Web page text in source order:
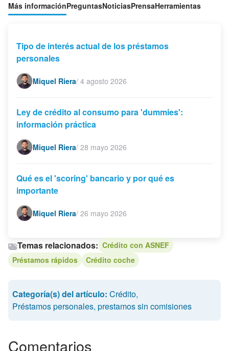
Más informaciónPreguntasNoticiasPrensaHerramientas
Tipo de interés actual de los préstamos
personales
Miquel Riera/ 4 agosto 2026
Ley de crédito al consumo para 'dummies':
información práctica
Miquel Riera/ 28 mayo 2026
Qué es el 'scoring' bancario y por qué es
importante
Miquel Riera/ 26 mayo 2026
Temas relacionados: Crédito con ASNEF
Préstamos rápidos
Crédito coche
Categoría(s) del artículo: Crédito,
Préstamos personales, prestamos sin comisiones
Comentarios